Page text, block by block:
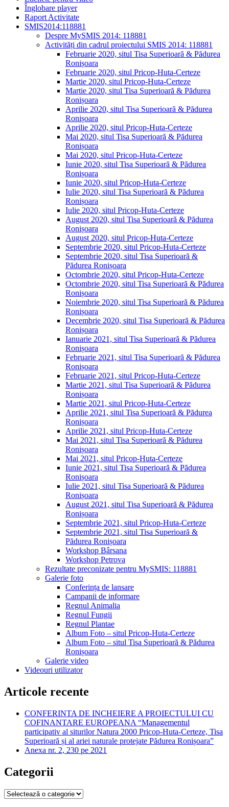
Înglobare player
Raport Activitate
SMIS2014:118881
Despre MySMIS 2014: 118881
Activități din cadrul proiectului SMIS 2014: 118881
Februarie 2020, situl Tisa Superioară & Pădurea
Ronișoara
Februarie 2020, situl Pricop-Huta-Certeze
Martie 2020, situl Pricop-Huta-Certeze
Martie 2020, situl Tisa Superioară & Pădurea
Ronișoara
Aprilie 2020, situl Tisa Superioară & Pădurea
Ronișoara
Aprilie 2020, situl Pricop-Huta-Certeze
Mai 2020, situl Tisa Superioară & Pădurea
Ronișoara
Mai 2020, situl Pricop-Huta-Certeze
Iunie 2020, situl Tisa Superioară & Pădurea
Ronișoara
Iunie 2020, situl Pricop-Huta-Certeze
Iulie 2020, situl Tisa Superioară & Pădurea
Ronișoara
Iulie 2020, situl Pricop-Huta-Certeze
August 2020, situl Tisa Superioară & Pădurea
Ronișoara
August 2020, situl Pricop-Huta-Certeze
Septembrie 2020, situl Pricop-Huta-Certeze
Septembrie 2020, situl Tisa Superioară &
Pădurea Ronișoara
Octombrie 2020, situl Pricop-Huta-Certeze
Octombrie 2020, situl Tisa Superioară & Pădurea
Ronișoara
Noiembrie 2020, situl Tisa Superioară & Pădurea
Ronișoara
Decembrie 2020, situl Tisa Superioară & Pădurea
Ronișoara
Ianuarie 2021, situl Tisa Superioară & Pădurea
Ronișoara
Februarie 2021, situl Tisa Superioară & Pădurea
Ronișoara
Februarie 2021, situl Pricop-Huta-Certeze
Martie 2021, situl Tisa Superioară & Pădurea
Ronișoara
Martie 2021, situl Pricop-Huta-Certeze
Aprilie 2021, situl Tisa Superioară & Pădurea
Ronișoara
Aprilie 2021, situl Pricop-Huta-Certeze
Mai 2021, situl Tisa Superioară & Pădurea
Ronișoara
Mai 2021, situl Pricop-Huta-Certeze
Iunie 2021, situl Tisa Superioară & Pădurea
Ronișoara
Iulie 2021, situl Tisa Superioară & Pădurea
Ronișoara
August 2021, situl Tisa Superioară & Pădurea
Ronișoara
Septembrie 2021, situl Pricop-Huta-Certeze
Septembrie 2021, situl Tisa Superioară &
Pădurea Ronișoara
Workshop Bârsana
Workshop Petrova
Rezultate preconizate pentru MySMIS: 118881
Galerie foto
Conferința de lansare
Campanii de informare
Regnul Animalia
Regnul Fungii
Regnul Plantae
Album Foto – situl Pricop-Huta-Certeze
Album Foto – situl Tisa Superioară & Pădurea
Ronișoara
Galerie video
Videouri utilizator
Articole recente
CONFERINTA DE INCHEIERE A PROIECTULUI CU
COFINANTARE EUROPEANA “Managementul
participativ al siturilor Natura 2000 Pricop-Huta-Certeze, Tisa
Superioară și al ariei naturale protejate Pădurea Ronișoara”
Anexa nr. 2, 230 pe 2021
Categorii
Categorii